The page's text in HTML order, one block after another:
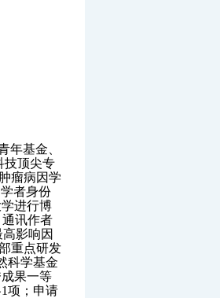
年基金、
技顶尖专
瘤病因学
者身份
进行博
讯作者
高影响因
重点研发
科学基金
果一等
1项；申请